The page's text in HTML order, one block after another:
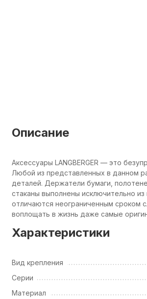
Описание
Аксессуары LANGBERGER — это
Любой из представленных в данном
деталей. Держатели бумаги,
стаканы выполнены исключительно
отличаются неограниченным сроком
воплощать в жизнь даже самые
Характеристики
Вид крепления
Серии
Материал